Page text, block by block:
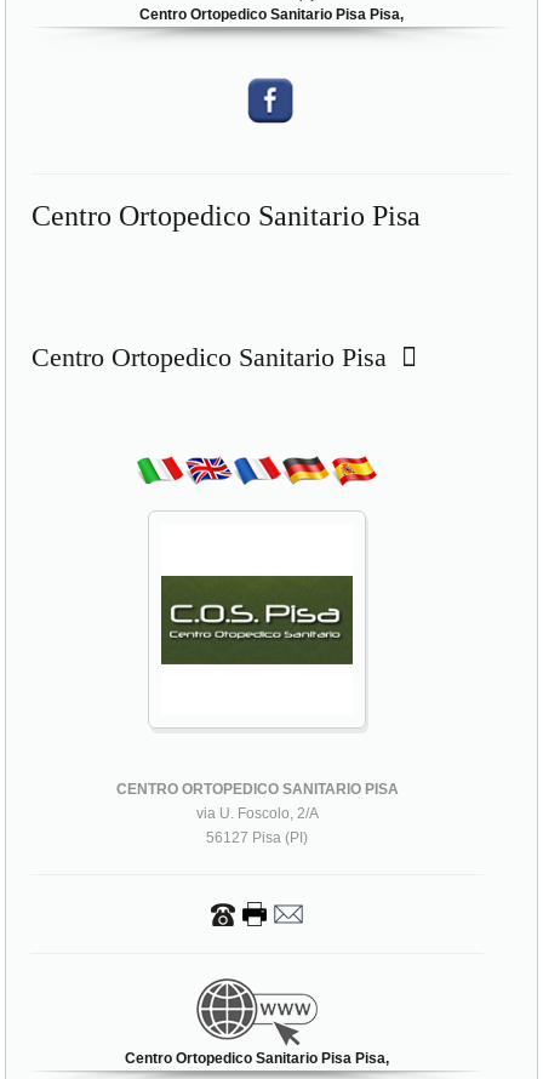
Centro Ortopedico Sanitario Pisa Pisa,
Centro Ortopedico Sanitario Pisa
Centro Ortopedico Sanitario Pisa
CENTRO ORTOPEDICO SANITARIO PISA
via U. Foscolo, 2/A
56127 Pisa (PI)
Centro Ortopedico Sanitario Pisa Pisa,